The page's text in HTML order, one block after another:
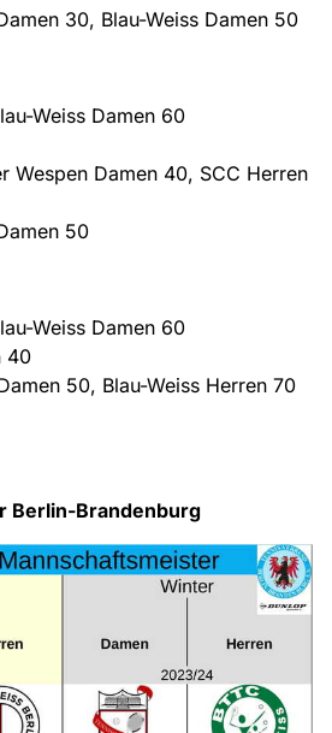
30, Blau-Weiss Damen 50
Weiss Damen 60
Wespen Damen 40, SCC Herren
50
Weiss Damen 60
40
50, Blau-Weiss Herren 70
Berlin-Brandenburg